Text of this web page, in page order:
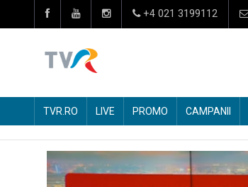
+4 021 3199112
TVR.RO LIVE PROMO CAMPANII